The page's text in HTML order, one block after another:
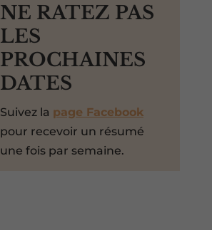
NE RATEZ PAS
LES
PROCHAINES
DATES
Suivez la page Facebook
pour recevoir un résumé
une fois par semaine.